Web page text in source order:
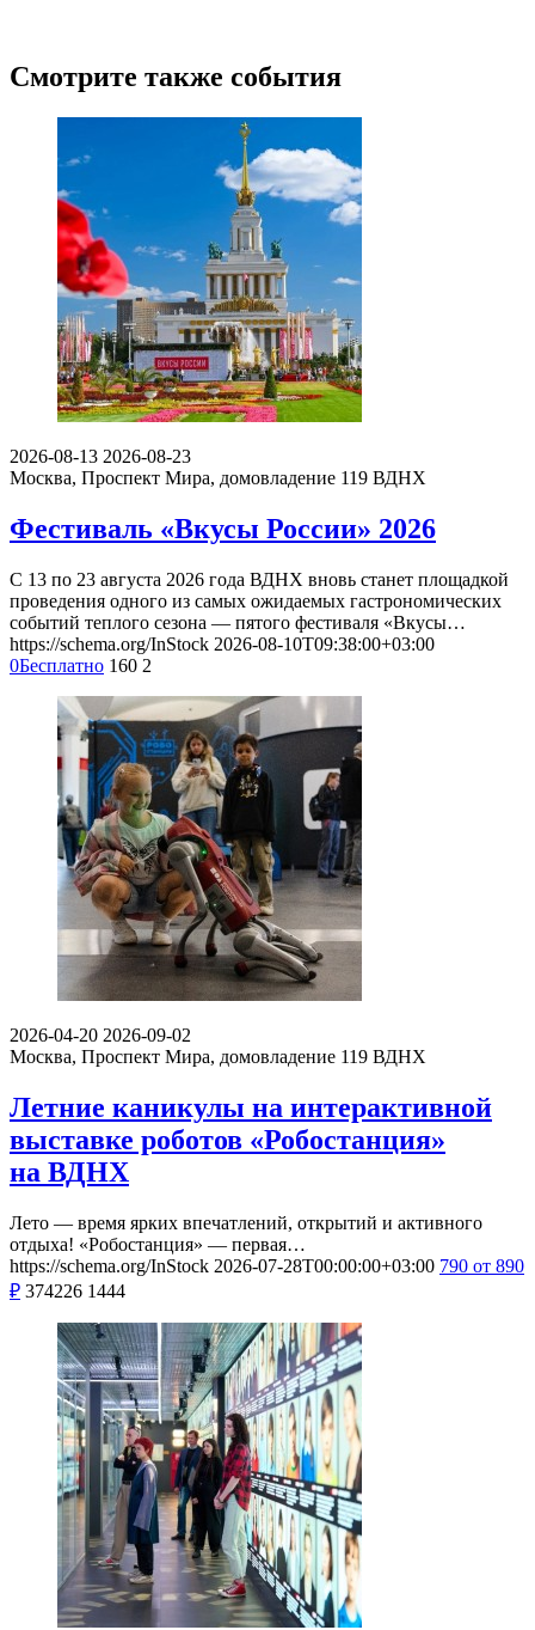
Смотрите также события
2026-08-13 2026-08-23
Москва, Проспект Мира, домовладение 119 ВДНХ
Фестиваль «Вкусы России» 2026
С 13 по 23 августа 2026 года ВДНХ вновь станет площадкой
проведения одного из самых ожидаемых гастрономических
событий теплого сезона — пятого фестиваля «Вкусы…
https://schema.org/InStock 2026-08-10T09:38:00+03:00
0Бесплатно 160 2
2026-04-20 2026-09-02
Москва, Проспект Мира, домовладение 119 ВДНХ
Летние каникулы на интерактивной
выставке роботов «Робостанция»
на ВДНХ
Лето — время ярких впечатлений, открытий и активного
отдыха! «Робостанция» — первая…
https://schema.org/InStock 2026-07-28T00:00:00+03:00 790 от 890
₽ 374226 1444